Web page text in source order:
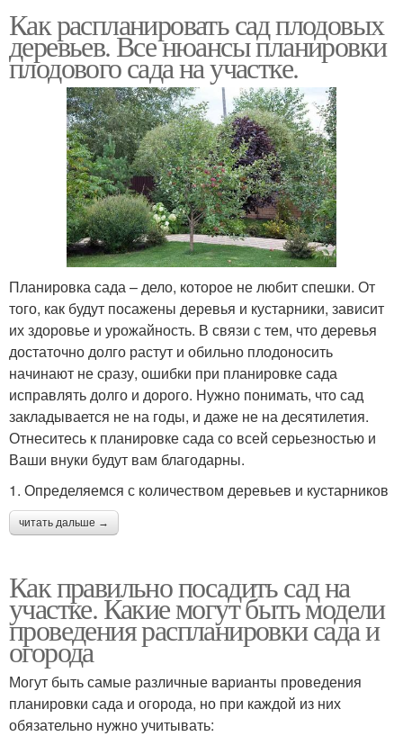
Как распланировать сад плодовых
деревьев. Все нюансы планировки
плодового сада на участке.
Планировка сада – дело, которое не любит спешки. От
того, как будут посажены деревья и кустарники, зависит
их здоровье и урожайность. В связи с тем, что деревья
достаточно долго растут и обильно плодоносить
начинают не сразу, ошибки при планировке сада
исправлять долго и дорого. Нужно понимать, что сад
закладывается не на годы, и даже не на десятилетия.
Отнеситесь к планировке сада со всей серьезностью и
Ваши внуки будут вам благодарны.
1. Определяемся с количеством деревьев и кустарников
читать дальше →
Как правильно посадить сад на
участке. Какие могут быть модели
проведения распланировки сада и
огорода
Могут быть самые различные варианты проведения
планировки сада и огорода, но при каждой из них
обязательно нужно учитывать: